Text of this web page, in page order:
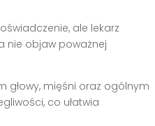
ale lekarz
nie objaw poważnej
głowy, mięśni oraz ogólnym
co ułatwia